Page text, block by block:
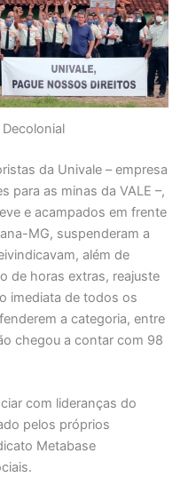
da Univale – empresa
para as minas da VALE –,
e acampados em frente
MG, suspenderam a
além de
de horas extras, reajuste
imediata de todos os
a categoria, entre
chegou a contar com 98
com lideranças do
pelos próprios
Metabase